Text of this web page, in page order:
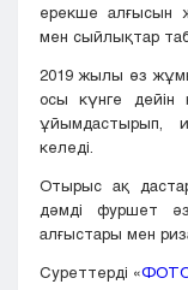
ерекше алғысын
мен сыйлықтар
2019 жылы өз
осы күнге дейін
ұйымдастырып,
келеді.
Отырыс ақ
дәмді фуршет
алғыстары мен
Суреттерді «